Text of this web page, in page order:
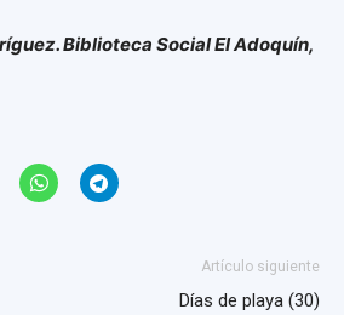
Biblioteca Social El Adoquín,
Artículo siguiente
Días de playa (30)